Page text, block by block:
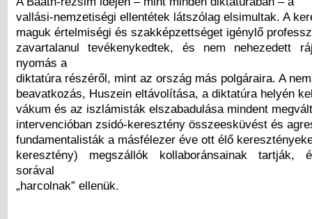
vallási-nemzetiségi ellentétek látszólag elsimultak. A
maguk értelmiségi és szakképzettséget igénylő
zavartalanul tevékenykedtek, és nem nehezedett
nyomás a
diktatúra részéről, mint az ország más polgáraira. A
beavatkozás, Huszein eltávolítása, a diktatúra helyén
vákum és az iszlámisták elszabadulása mindent
intervencióban zsidó-keresztény összeesküvést és
fundamentalisták a másfélezer éve ott élő
keresztény) megszállók kollaboránsainak tartják,
sorával
„harcolnak” ellenük.